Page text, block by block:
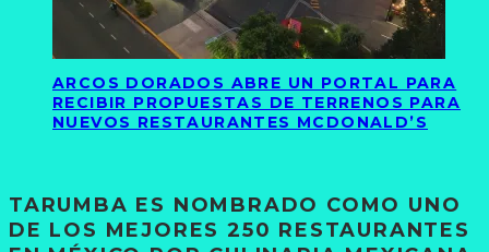
ARCOS DORADOS ABRE UN PORTAL PARA
RECIBIR PROPUESTAS DE TERRENOS PARA
NUEVOS RESTAURANTES MCDONALD’S
TARUMBA ES NOMBRADO COMO UNO
DE LOS MEJORES 250 RESTAURANTES